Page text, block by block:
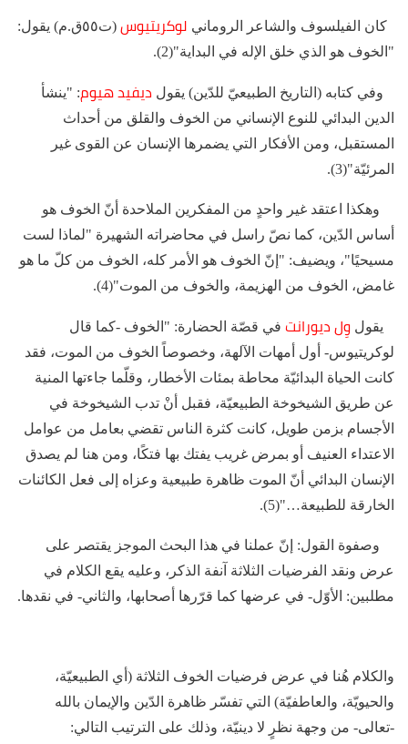
كان الفيلسوف والشاعر الروماني لوكريتيوس
(ت٥٥ق.م) يقول:
"الخوف هو الذي خلق الإله في البداية"(2).
وفي كتابه (التاريخ الطبيعيّ للدّين) يقول ديفيد هيوم: "ينشأ
الدين البدائي للنوع الإنساني من الخوف والقلق من أحداث
المستقبل، ومن الأفكار التي يضمرها الإنسان عن القوى غير
المرئيّة"(3).
وهكذا اعتقد غير واحدٍ من المفكرين الملاحدة أنّ الخوف هو
أساس الدّين، كما نصّ راسل في محاضراته الشهيرة "لماذا لست
مسيحيًا"، ويضيف: "إنّ الخوف هو الأمر كله، الخوف من كلّ ما هو
غامض، الخوف من الهزيمة، والخوف من الموت"(4).
يقول وِل ديورانت في قصّة الحضارة: "الخوف -كما قال
لوكريتيوس- أول أمهات الآلهة، وخصوصاً الخوف من الموت، فقد
كانت الحياة البدائيّة محاطة بمئات الأخطار، وقلّما جاءتها المنية
عن طريق الشيخوخة الطبيعيّة، فقبل أنْ تدب الشيخوخة في
الأجسام بزمن طويل، كانت كثرة الناس تقضي بعامل من عوامل
الاعتداء العنيف أو بمرض غريب يفتك بها فتكًا، ومن هنا لم يصدق
الإنسان البدائي أنّ الموت ظاهرة طبيعية وعزاه إلى فعل الكائنات
الخارقة للطبيعة…"(5).
وصفوة القول: إنّ عملنا في هذا البحث الموجز يقتصر على
عرض ونقد الفرضيات الثلاثة آنفة الذكر، وعليه يقع الكلام في
مطلبين: الأوّل- في عرضها كما قرّرها أصحابها، والثاني- في نقدها.
والكلام هُنا في عرض فرضيات الخوف الثلاثة (أي الطبيعيّة،
والحيويّة، والعاطفيّة) التي تفسّر ظاهرة الدّين والإيمان بالله
-تعالى- من وجهة نظرٍ لا دينيّة، وذلك على الترتيب التالي: